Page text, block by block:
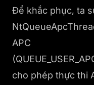
Để khắc phục, ta
APC
cho phép thực thi